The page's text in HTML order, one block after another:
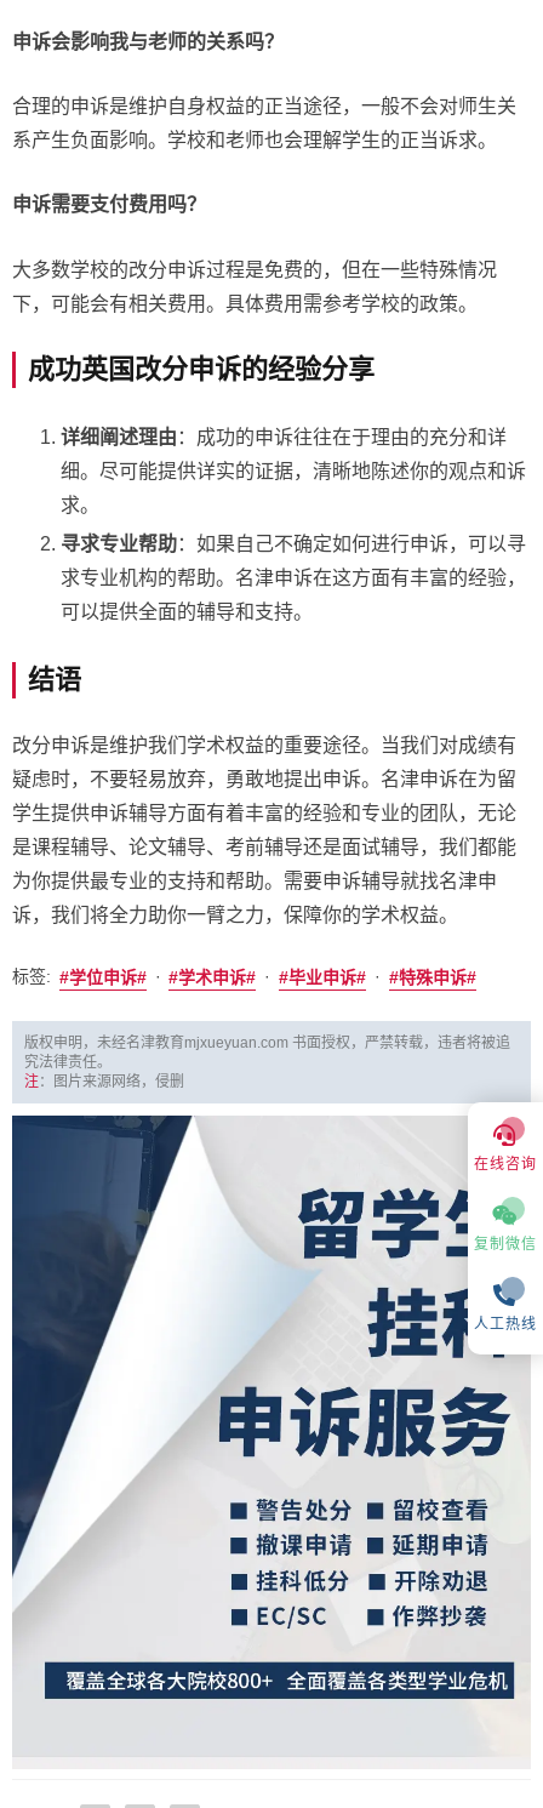
申诉会影响我与老师的关系吗？
合理的申诉是维护自身权益的正当途径，一般不会对师生关
系产生负面影响。学校和老师也会理解学生的正当诉求。
申诉需要支付费用吗？
大多数学校的改分申诉过程是免费的，但在一些特殊情况
下，可能会有相关费用。具体费用需参考学校的政策。
成功英国改分申诉的经验分享
详细阐述理由 ：成功的申诉往往在于理由的充分和详
细。尽可能提供详实的证据，清晰地陈述你的观点和诉
求。
寻求专业帮助：如果自己不确定如何进行申诉，可以寻
求专业机构的帮助。名津申诉在这方面有丰富的经验，
可以提供全面的辅导和支持。
结语
改分申诉是维护我们学术权益的重要途径。当我们对成绩有
疑虑时，不要轻易放弃，勇敢地提出申诉。名津申诉在为留
学生提供申诉辅导方面有着丰富的经验和专业的团队，无论
是课程辅导、论文辅导、考前辅导还是面试辅导，我们都能
为你提供最专业的支持和帮助。需要申诉辅导就找名津申
诉，我们将全力助你一臂之力，保障你的学术权益。
标签: 学位申诉 · 学术申诉 · 毕业申诉 · 特殊申诉
版权申明，未经名津教育mjxueyuan.com 书面授权，严禁转载，违者将被追
究法律责任。
注：图片来源网络，侵删
在线咨询
复制微信
人工热线